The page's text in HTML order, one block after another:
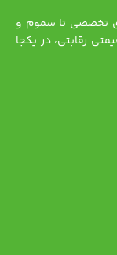
تخصصی تا سموم و
رقابتی، در یکجا